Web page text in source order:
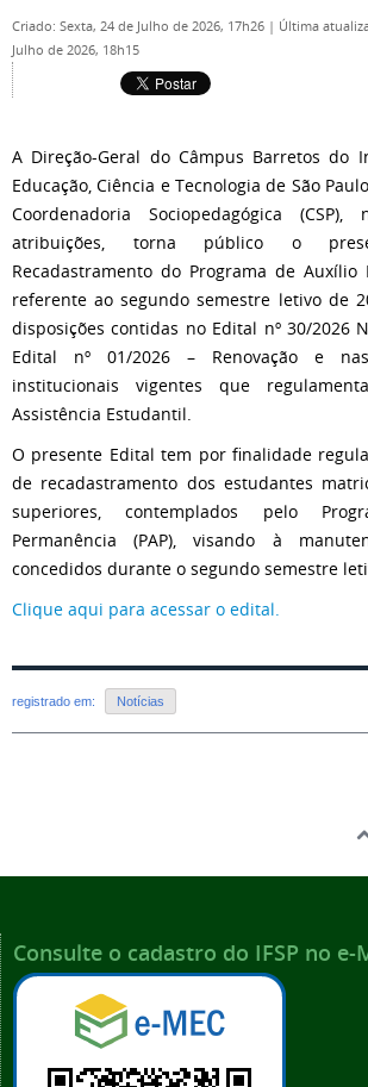
Criado: Sexta, 24 de Julho de 2026, 17h26 | Última
Julho de 2026, 18h15
A Direção-Geral do Câmpus Barretos do
Educação, Ciência e Tecnologia de São
Coordenadoria Sociopedagógica
atribuições, torna público o
Recadastramento do Programa de Auxílio
referente ao segundo semestre letivo de
disposições contidas no Edital nº 30/2026
Edital nº 01/2026 – Renovação e
institucionais vigentes que
Assistência Estudantil.
O presente Edital tem por finalidade
de recadastramento dos estudantes
superiores, contemplados pelo
Permanência (PAP), visando à
concedidos durante o segundo semestre
Clique aqui para acessar o edital.
registrado em: Notícias
Consulte o cadastro do IFSP no e-